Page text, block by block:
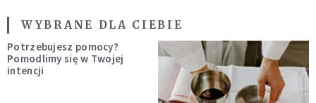
WYBRANE DLA CIEBIE
Potrzebujesz pomocy?
Pomodlimy się w Twojej
intencji